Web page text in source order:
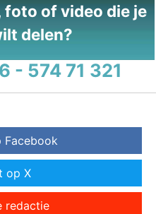
foto of video die je
delen?
- 574 71 321
Facebook
op X
redactie